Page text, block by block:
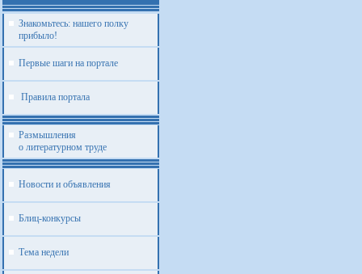
Знакомьтесь: нашего полку
прибыло!
Первые шаги на портале
Правила портала
Размышления
о литературном труде
Новости и объявления
Блиц-конкурсы
Тема недели